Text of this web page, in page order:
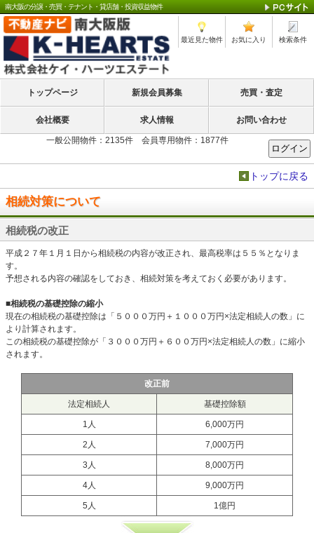
南大阪の分譲・売買・テナント・貸店舗・投資収益物件
最近見た物件 お気に入り 検索条件
トップページ 新規会員募集 売買・査定
会社概要 求人情報 お問い合わせ
一般公開物件：2135件 会員専用物件：1877件
トップに戻る
相続対策について
相続税の改正
平成２７年１月１日から相続税の内容が改正され、最高税率は５５％となりま
す。
予想される内容の確認をしておき、相続対策を考えておく必要があります。
■相続税の基礎控除の縮小
現在の相続税の基礎控除は「５０００万円＋１０００万円×法定相続人の数」に
より計算されます。
この相続税の基礎控除が「３０００万円＋６００万円×法定相続人の数」に縮小
されます。
改正前
法定相続人 基礎控除額
1人 6,000万円
2人 7,000万円
3人 8,000万円
4人 9,000万円
5人 1億円